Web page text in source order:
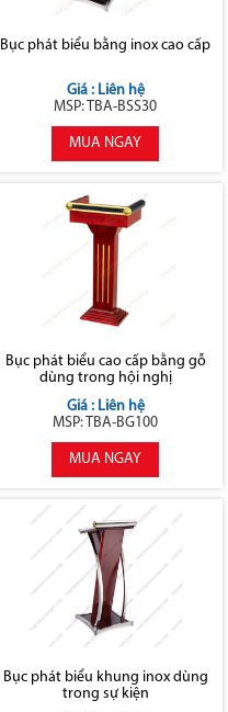
Bục phát biểu bằng inox cao cấp
Giá : Liên hệ
MSP: TBA-BSS30
MUA NGAY
Bục phát biểu cao cấp bằng gỗ
dùng trong hội nghị
Giá : Liên hệ
MSP: TBA-BG100
MUA NGAY
Bục phát biểu khung inox dùng
trong sự kiện